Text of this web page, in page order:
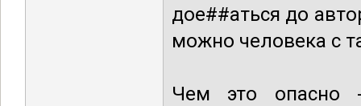
дое##аться до
можно человека с
Чем это опасно